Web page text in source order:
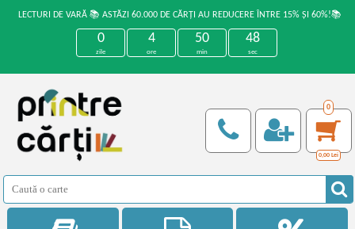
LECTURI DE VARĂ 📚 ASTĂZI 60.000 DE CĂRȚI AU REDUCERE ÎNTRE 15% ȘI 60%!📚
0
zile
4
ore
50
min
48
sec
0
0,00 Lei